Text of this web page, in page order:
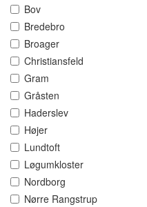
Bov
Bredebro
Broager
Christiansfeld
Gram
Gråsten
Haderslev
Højer
Lundtoft
Løgumkloster
Nordborg
Nørre Rangstrup